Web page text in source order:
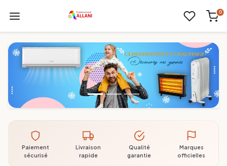
0
Paiement
sécurisé
Livraison
rapide
Qualité
garantie
Marques
officielles